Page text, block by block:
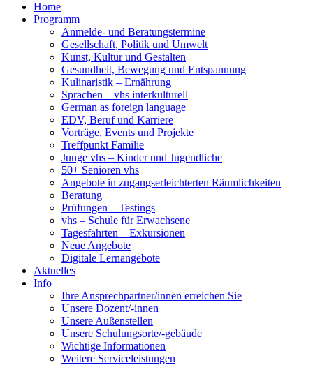
Home
Programm
Anmelde- und Beratungstermine
Gesellschaft, Politik und Umwelt
Kunst, Kultur und Gestalten
Gesundheit, Bewegung und Entspannung
Kulinaristik – Ernährung
Sprachen – vhs interkulturell
German as foreign language
EDV, Beruf und Karriere
Vorträge, Events und Projekte
Treffpunkt Familie
Junge vhs – Kinder und Jugendliche
50+ Senioren vhs
Angebote in zugangserleichterten Räumlichkeiten
Beratung
Prüfungen – Testings
vhs – Schule für Erwachsene
Tagesfahrten – Exkursionen
Neue Angebote
Digitale Lernangebote
Aktuelles
Info
Ihre Ansprechpartner/innen erreichen Sie
Unsere Dozent/-innen
Unsere Außenstellen
Unsere Schulungsorte/-gebäude
Wichtige Informationen
Weitere Serviceleistungen